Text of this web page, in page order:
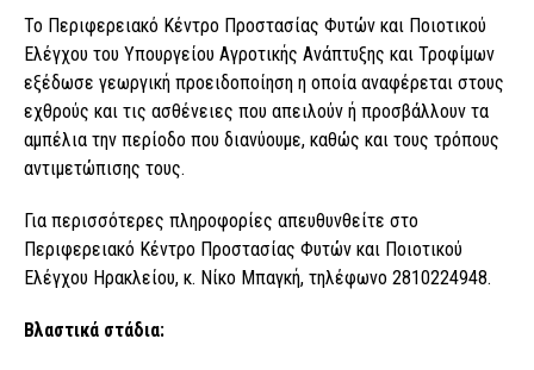
Το Περιφερειακό Κέντρο Προστασίας Φυτών και Ποιοτικού
Ελέγχου του Υπουργείου Αγροτικής Ανάπτυξης και Τροφίμων
εξέδωσε γεωργική προειδοποίηση η οποία αναφέρεται στους
εχθρούς και τις ασθένειες που απειλούν ή προσβάλλουν τα
αμπέλια την περίοδο που διανύουμε, καθώς και τους τρόπους
αντιμετώπισης τους.
Για περισσότερες πληροφορίες απευθυνθείτε στο
Περιφερειακό Κέντρο Προστασίας Φυτών και Ποιοτικού
Ελέγχου Ηρακλείου, κ. Νίκο Μπαγκή, τηλέφωνο 2810224948.
Βλαστικά στάδια: